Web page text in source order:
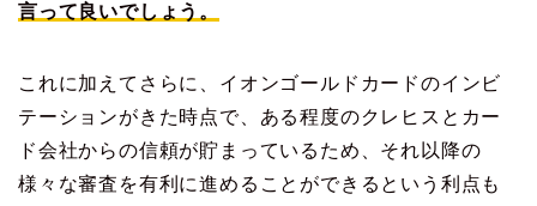
言って良いでしょう。
これに加えてさらに、イオンゴールドカードのインビ
テーションがきた時点で、ある程度のクレヒスとカー
ド会社からの信頼が貯まっているため、それ以降の
様々な審査を有利に進めることができるという利点も